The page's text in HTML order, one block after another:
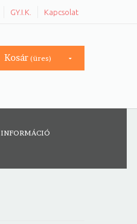
GY.I.K. Kapcsolat
Kosár (üres)
INFORMÁCIÓ